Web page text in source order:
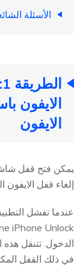
الأسئلة
الايفون
الايفون
يمكن فتح قفل
إلغاء قفل الايفون
عندما تفشل
الدخول. تتنقل هذه